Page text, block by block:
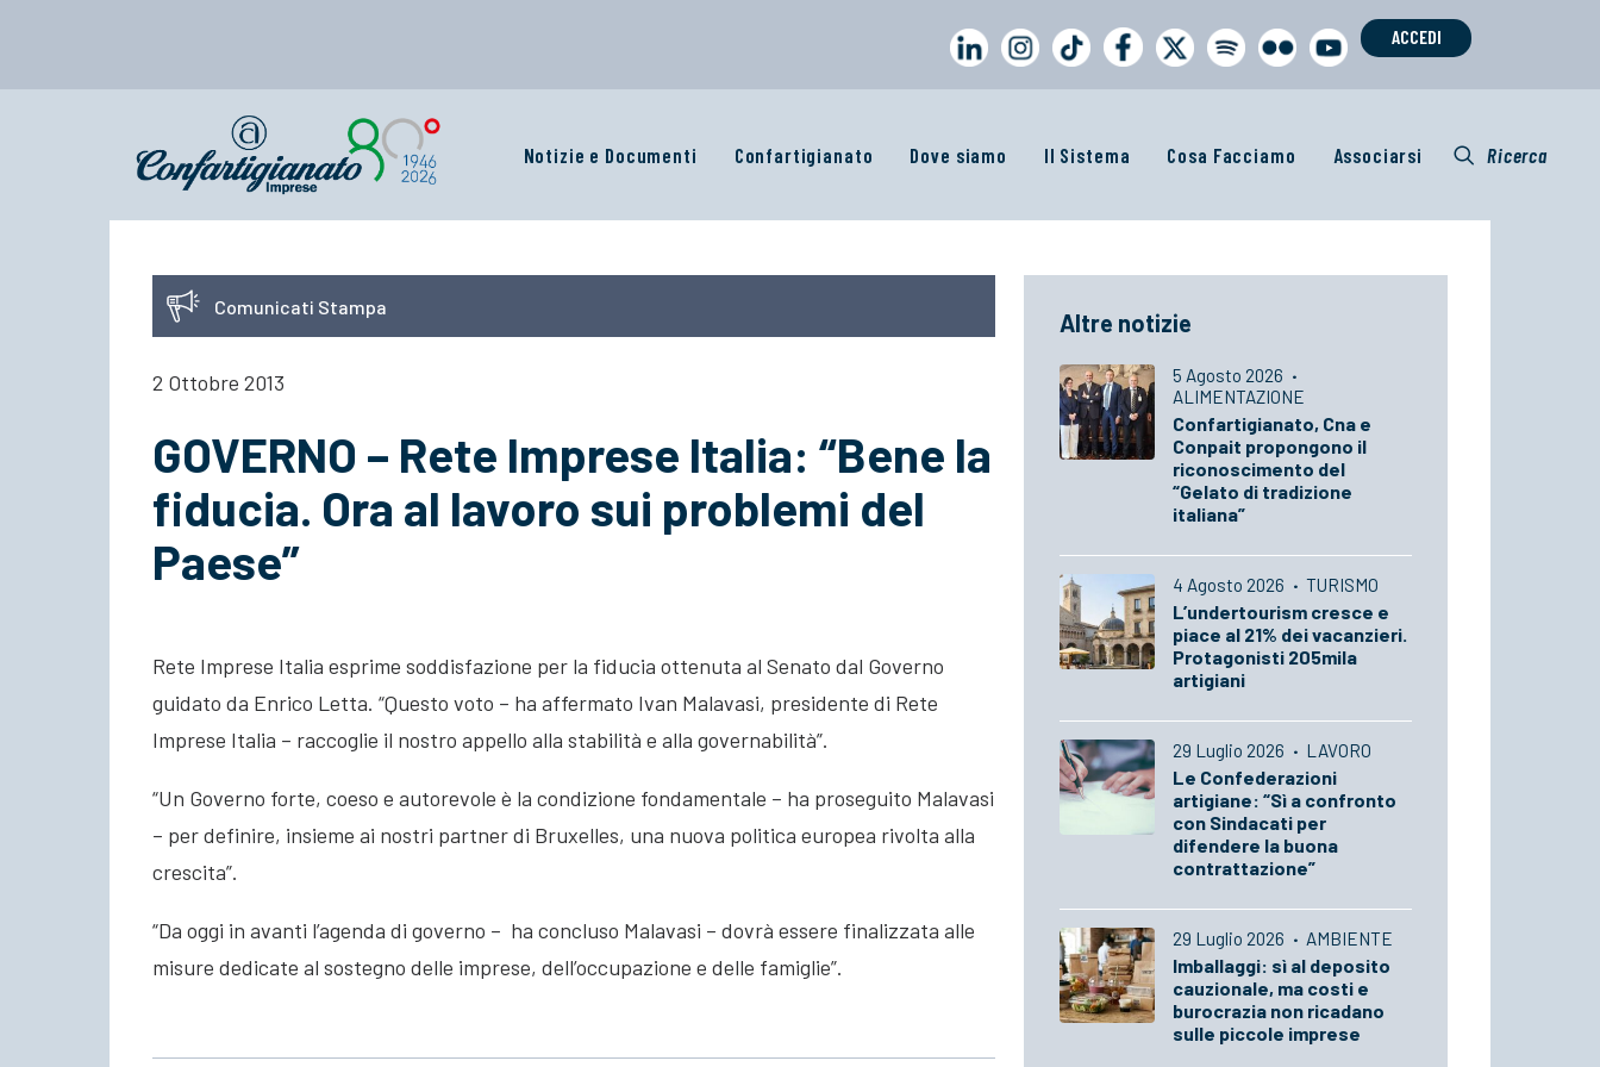
ACCEDI
Notizie e Documenti Confartigianato Dove siamo Il Sistema Cosa Facciamo Associarsi Ricerca
Comunicati Stampa
2 Ottobre 2013
GOVERNO – Rete Imprese Italia: “Bene la
fiducia. Ora al lavoro sui problemi del
Paese”
Rete Imprese Italia esprime soddisfazione per la fiducia ottenuta al Senato dal Governo
guidato da Enrico Letta. “Questo voto – ha affermato Ivan Malavasi, presidente di Rete
Imprese Italia – raccoglie il nostro appello alla stabilità e alla governabilità”.
“Un Governo forte, coeso e autorevole è la condizione fondamentale – ha proseguito Malavasi
– per definire, insieme ai nostri partner di Bruxelles, una nuova politica europea rivolta alla
crescita”.
“Da oggi in avanti l’agenda di governo – ha concluso Malavasi – dovrà essere finalizzata alle
misure dedicate al sostegno delle imprese, dell’occupazione e delle famiglie”.
Altre notizie
5 Agosto 2026 ·
ALIMENTAZIONE
Confartigianato, Cna e
Conpait propongono il
riconoscimento del
“Gelato di tradizione
italiana”
4 Agosto 2026 · TURISMO
L’undertourism cresce e
piace al 21% dei vacanzieri.
Protagonisti 205mila
artigiani
29 Luglio 2026 · LAVORO
Le Confederazioni
artigiane: “Sì a confronto
con Sindacati per
difendere la buona
contrattazione”
29 Luglio 2026 · AMBIENTE
Imballaggi: sì al deposito
cauzionale, ma costi e
burocrazia non ricadano
sulle piccole imprese